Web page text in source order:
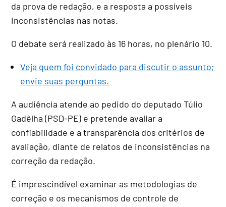
da prova de redação, e a resposta a possíveis
inconsistências nas notas.
O debate será realizado às 16 horas, no plenário 10.
Veja quem foi convidado para discutir o assunto;
envie suas perguntas.
A audiência atende ao pedido do deputado Túlio
Gadêlha (PSD-PE) e pretende avaliar a
confiabilidade e a transparência dos critérios de
avaliação, diante de relatos de inconsistências na
correção da redação.
É imprescindível examinar as metodologias de
correção e os mecanismos de controle de